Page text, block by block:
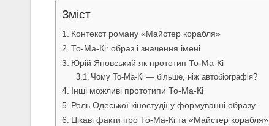
Зміст
Контекст роману «Майстер корабля»
То-Ма-Кі: образ і значення імені
Юрій Яновський як прототип То-Ма-Кі
Чому То-Ма-Кі — більше, ніж автобіографія?
Інші можливі прототипи То-Ма-Кі
Роль Одеської кіностудії у формуванні образу
Цікаві факти про То-Ма-Кі та «Майстер корабля»